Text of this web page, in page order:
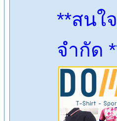
**สนใ
จำกัด